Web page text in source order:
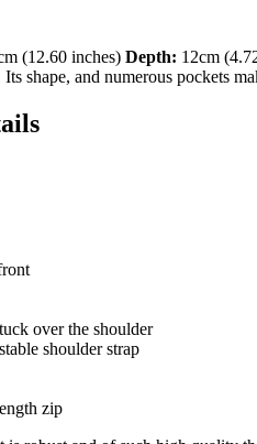
(12.60 inches) Depth: 12cm
shape, and numerous pockets
over the shoulder
shoulder strap
zip